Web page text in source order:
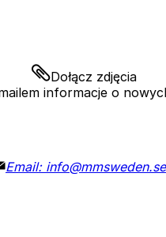
Dołącz zdjęcia
informacje o
Email: info@mmsweden.se